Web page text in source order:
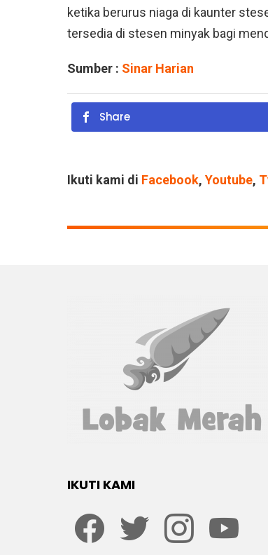
ketika berurus niaga di kaunter
tersedia di stesen minyak bagi
Sumber : Sinar Harian
Share
Ikuti kami di Facebook, Youtube,
IKUTI KAMI